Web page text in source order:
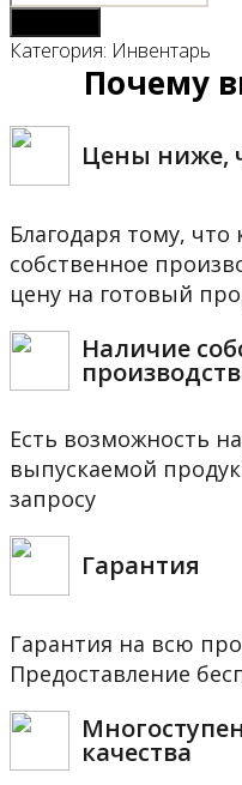
товара
Дополнительная
пластиковая
на
уборочную
Категория: Инвентарь
Почему
Цены ниже,
Благодаря тому,
собственное
цену на готовый
Наличие
Есть возможность
выпускаемой
запросу
Гарантия
Гарантия на всю
Предоставление
качества